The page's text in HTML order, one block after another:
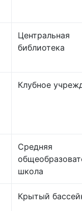
Центральная
библиотека
Клубное
Средняя
школа
Крытый